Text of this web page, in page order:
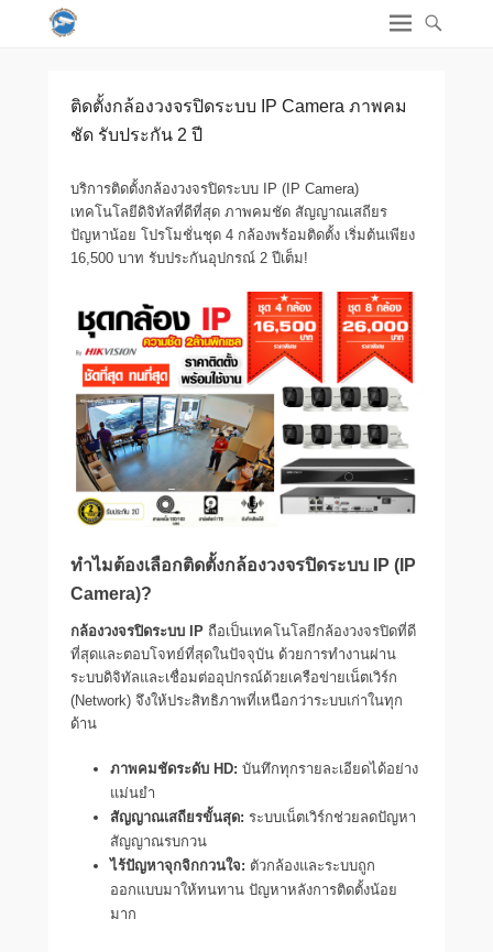
ติดตั้งกล้องวงจรปิดระบบ IP Camera ภาพคม
ชัด รับประกัน 2 ปี
บริการติดตั้งกล้องวงจรปิดระบบ IP (IP Camera)
เทคโนโลยีดิจิทัลที่ดีที่สุด ภาพคมชัด สัญญาณเสถียร
ปัญหาน้อย โปรโมชั่นชุด 4 กล้องพร้อมติดตั้ง เริ่มต้นเพียง
16,500 บาท รับประกันอุปกรณ์ 2 ปีเต็ม!
ทำไมต้องเลือกติดตั้งกล้องวงจรปิดระบบ IP (IP
Camera)?
กล้องวงจรปิดระบบ IP ถือเป็นเทคโนโลยีกล้องวงจรปิดที่ดี
ที่สุดและตอบโจทย์ที่สุดในปัจจุบัน ด้วยการทำงานผ่าน
ระบบดิจิทัลและเชื่อมต่ออุปกรณ์ด้วยเครือข่ายเน็ตเวิร์ก
(Network) จึงให้ประสิทธิภาพที่เหนือกว่าระบบเก่าในทุก
ด้าน
ภาพคมชัดระดับ HD: บันทึกทุกรายละเอียดได้อย่าง
แม่นยำ
สัญญาณเสถียรขั้นสุด: ระบบเน็ตเวิร์กช่วยลดปัญหา
สัญญาณรบกวน
ไร้ปัญหาจุกจิกกวนใจ: ตัวกล้องและระบบถูก
ออกแบบมาให้ทนทาน ปัญหาหลังการติดตั้งน้อย
มาก